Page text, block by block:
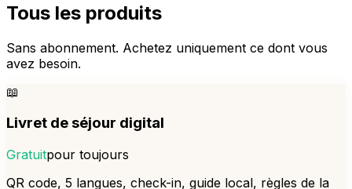
Tous les produits
Sans abonnement. Achetez uniquement ce dont vous
avez besoin.
📖
Livret de séjour digital
Gratuitpour toujours
QR code, 5 langues, check-in, guide local, règles de la